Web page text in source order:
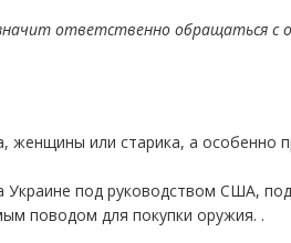
ответственно обращаться с
или старика, а особенно
Украине под руководством США,
поводом для покупки оружия. .